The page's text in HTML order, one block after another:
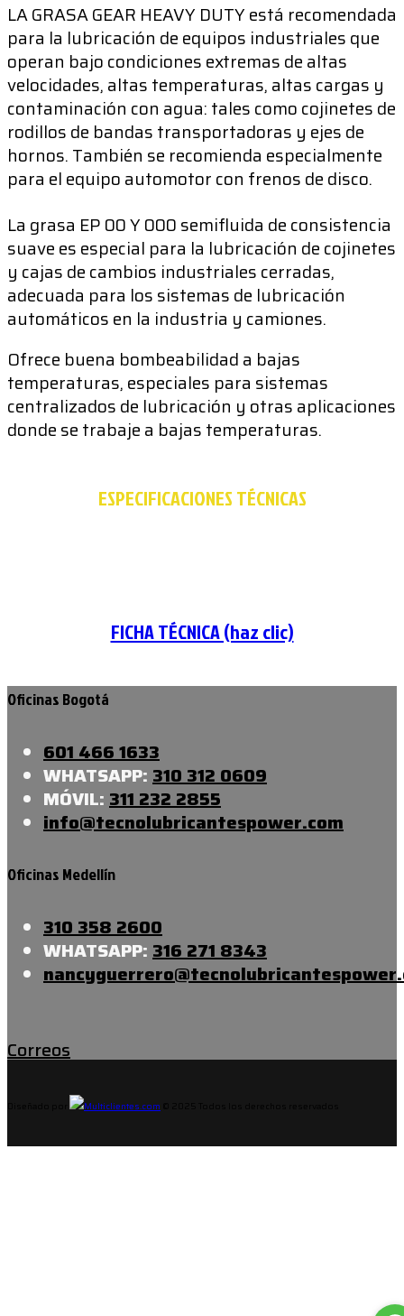
LA GRASA GEAR HEAVY DUTY está recomendada
para la lubricación de equipos industriales que
operan bajo condiciones extremas de altas
velocidades, altas temperaturas, altas cargas y
contaminación con agua: tales como cojinetes de
rodillos de bandas transportadoras y ejes de
hornos. También se recomienda especialmente
para el equipo automotor con frenos de disco.
La grasa EP 00 Y 000 semifluida de consistencia
suave es especial para la lubricación de cojinetes
y cajas de cambios industriales cerradas,
adecuada para los sistemas de lubricación
automáticos en la industria y camiones.
Ofrece buena bombeabilidad a bajas
temperaturas, especiales para sistemas
centralizados de lubricación y otras aplicaciones
donde se trabaje a bajas temperaturas.
ESPECIFICACIONES TÉCNICAS
FICHA TÉCNICA (haz clic)
Oficinas Bogotá
601 466 1633
WHATSAPP:310 312 0609
MÓVIL:311 232 2855
info@tecnolubricantespower.com
Oficinas Medellín
310 358 2600
WHATSAPP:316 271 8343
Correos